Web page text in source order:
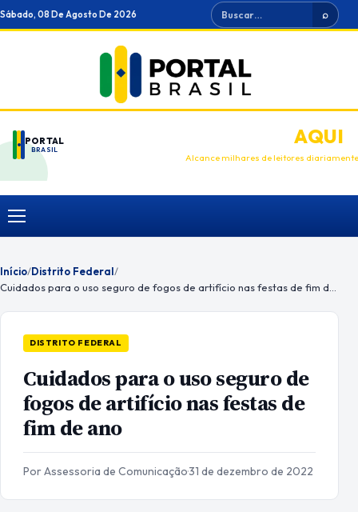
Ir
para
Sábado, 08 De Agosto De 2026 Buscar ⌕
PORTAL
BRASIL
ANUNCIEAQUI
Alcance milhares de leitores diariamente
Menu
Início/Distrito Federal/
DISTRITO FEDERAL
Cuidados para o uso seguro de
fogos de artifício nas festas de
fim de ano
Por Assessoria de Comunicação·31 de dezembro de 2022